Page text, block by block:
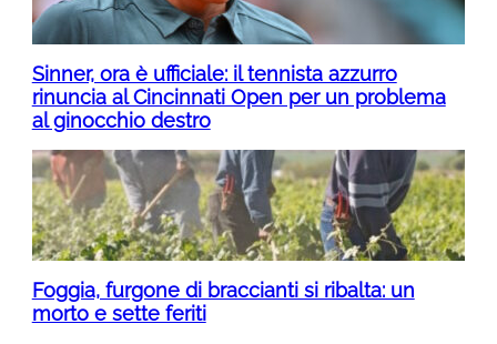
Sinner, ora è ufficiale: il tennista azzurro
rinuncia al Cincinnati Open per un problema
al ginocchio destro
Foggia, furgone di braccianti si ribalta: un
morto e sette feriti